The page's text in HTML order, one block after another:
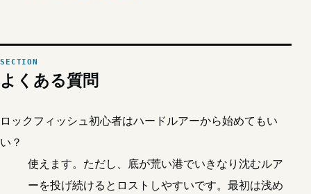
よくある質問
ロックフィッシュ初心者はハードルアーから始めてもい
い？
使えます。ただし、底が荒い港でいきなり沈むルア
ーを投げ続けるとロストしやすいです。最初は浅め